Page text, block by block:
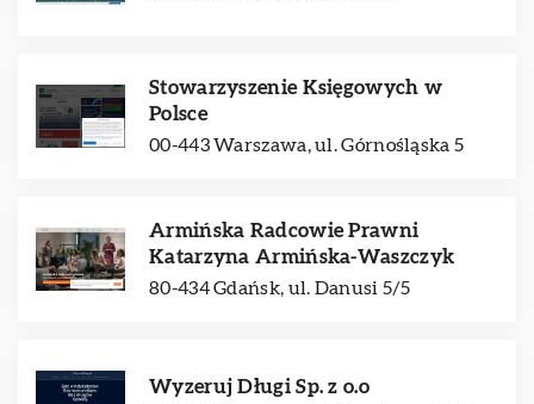
Stowarzyszenie Księgowych w
Polsce
00-443 Warszawa, ul. Górnośląska 5
Armińska Radcowie Prawni
Katarzyna Armińska-Waszczyk
80-434 Gdańsk, ul. Danusi 5/5
Wyzeruj Długi Sp. z o.o